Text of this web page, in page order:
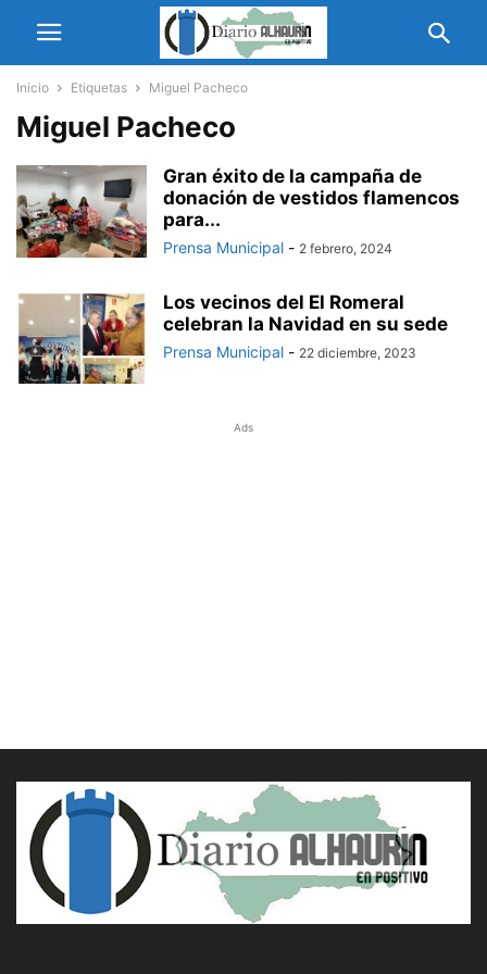
Inicio Etiquetas Miguel Pacheco
Miguel Pacheco
Gran éxito de la campaña de
donación de vestidos flamencos
para...
Prensa Municipal - 2 febrero, 2024
Los vecinos del El Romeral
celebran la Navidad en su sede
Prensa Municipal - 22 diciembre, 2023
Ads